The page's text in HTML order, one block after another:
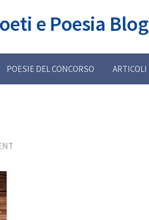
e Poesia Blog
POESIE DEL CONCORSO ARTICOLI